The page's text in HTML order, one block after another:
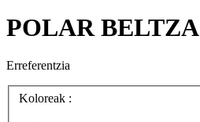
POLAR BELTZA
Erreferentzia
Koloreak :